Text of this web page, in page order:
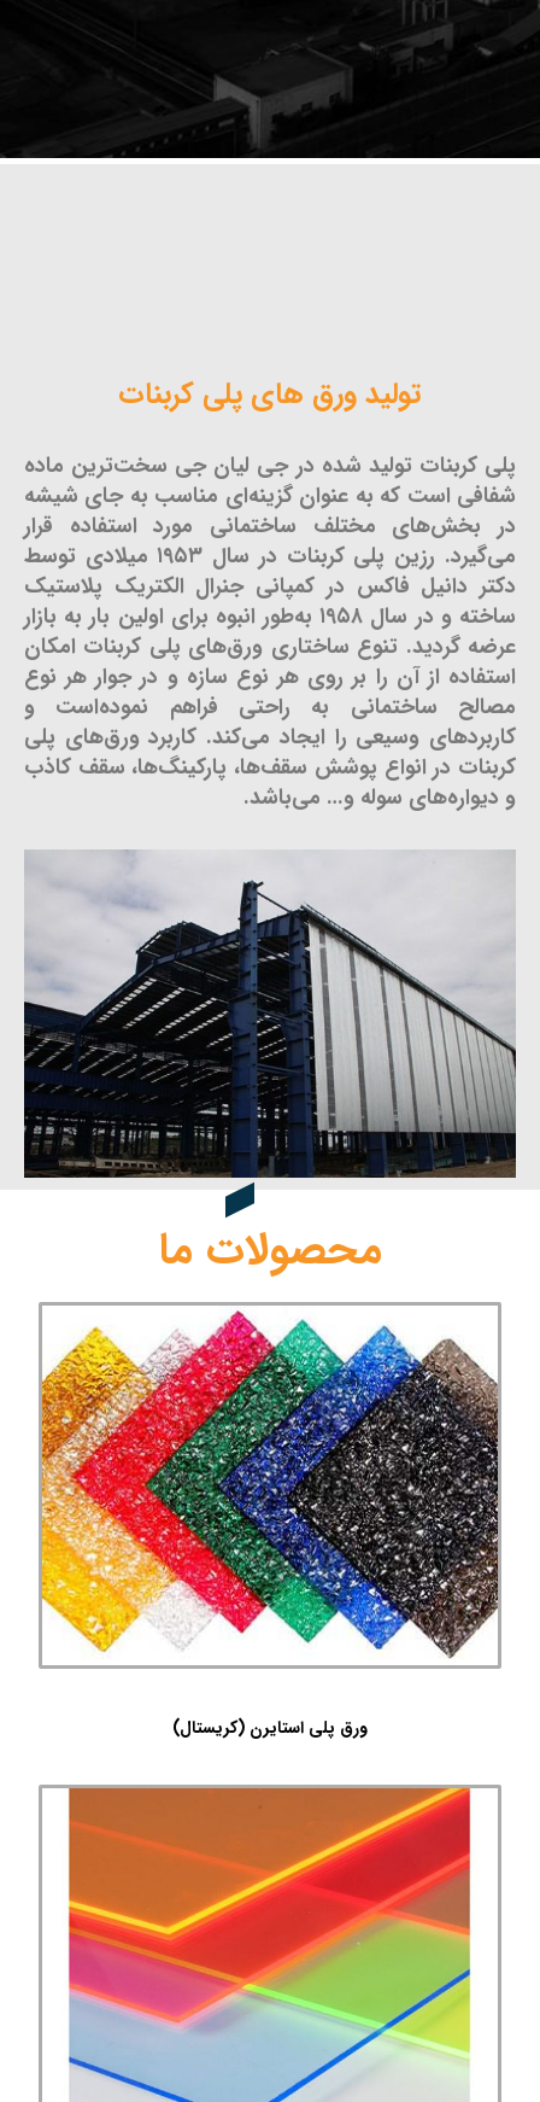
تولید ورق های پلی کربنات
پلی کربنات تولید شده در جی لیان جی سخت‌ترین ماده
شفافی است که به عنوان گزینه‌ای مناسب به جای شیشه
در بخش‌های مختلف ساختمانی مورد استفاده قرار
می‌گیرد. رزین پلی کربنات در سال ۱۹۵۳ میلادی توسط
دکتر دانیل فاکس در کمپانی جنرال الکتریک پلاستیک
ساخته و در سال ۱۹۵۸ به‌طور انبوه برای اولین بار به بازار
عرضه گردید. تنوع ساختاری ورق‌های پلی کربنات امکان
استفاده از آن را بر روی هر نوع سازه و در جوار هر نوع
مصالح ساختمانی به راحتی فراهم نموده‌است و
کاربردهای وسیعی را ایجاد می‌کند. کاربرد ورق‌های پلی
کربنات در انواع پوشش سقف‌ها، پارکینگ‌ها، سقف کاذب
و دیواره‌های سوله و… می‌باشد.
محصولات ما
ورق پلی استایرن (کریستال)